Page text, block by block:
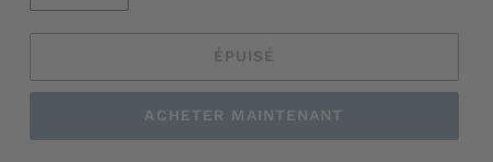
ÉPUISÉ
ACHETER MAINTENANT